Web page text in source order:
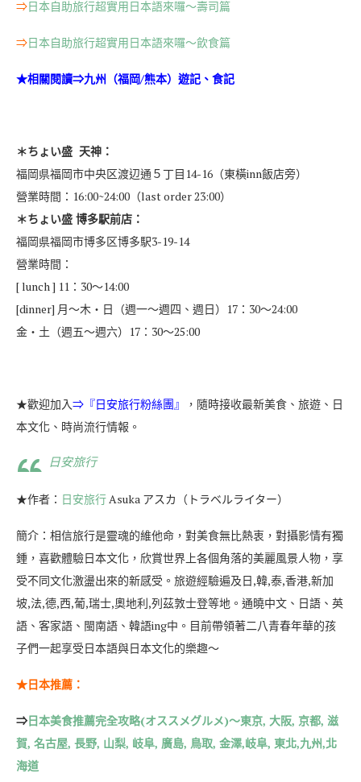
⇒日本自助旅行超實用日本語來囉～壽司篇
⇒日本自助旅行超實用日本語來囉～飲食篇
★相關閱讀⇒九州（福岡/熊本）遊記、食記
＊ちょい盛 天神：
福岡県福岡市中央区渡辺通５丁目14-16（東橫inn飯店旁）
營業時間：16:00~24:00（last order 23:00）
＊ちょい盛 博多駅前店：
福岡県福岡市博多区博多駅3-19-14
營業時間：
[ lunch ] 11：30～14:00
[dinner] 月～木・日（週一～週四、週日）17：30～24:00
金・土（週五～週六）17：30～25:00
★歡迎加入⇒『日安旅行粉絲團』
，隨時接收最新美食、旅遊、日
本文化、時尚流行情報。
日安旅行
★作者： 日安旅行Asuka アスカ（トラベルライター）
簡介：相信旅行是靈魂的維他命，對美食無比熱衷，對攝影情有獨
鍾，喜歡體驗日本文化，欣賞世界上各個角落的美麗風景人物，享
受不同文化激盪出來的新感受。旅遊經驗遍及日,韓,泰,香港,新加
坡,法,德,西,葡,瑞士,奧地利,列茲敦士登等地。通曉中文、日語、英
語、客家語、閩南語、韓語ing中。目前帶領著二八青春年華的孩
子們一起享受日本語與日本文化的樂趣～
★日本推薦：
⇒日本美食推薦完全攻略(オススメグルメ)～東京, 大阪, 京都, 滋
賀, 名古屋, 長野, 山梨, 岐阜, 廣島, 鳥取, 金澤,岐阜, 東北,九州,北
海道